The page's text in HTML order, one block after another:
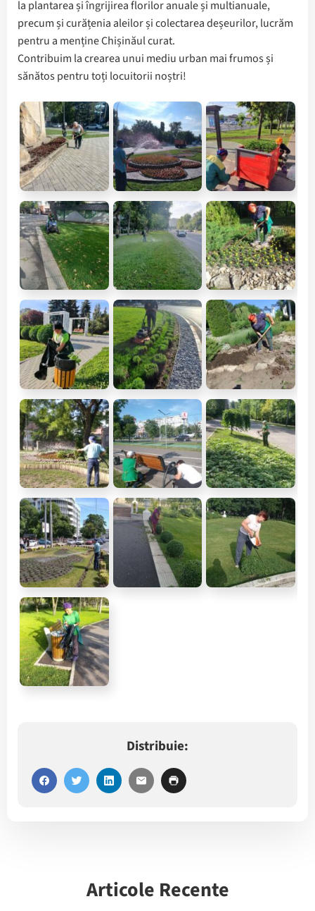
la plantarea și îngrijirea florilor anuale și multianuale,
precum și curățenia aleilor și colectarea deșeurilor, lucrăm
pentru a menține Chișinăul curat.
Contribuim la crearea unui mediu urban mai frumos și
sănătos pentru toți locuitorii noștri!
Distribuie:
Articole Recente